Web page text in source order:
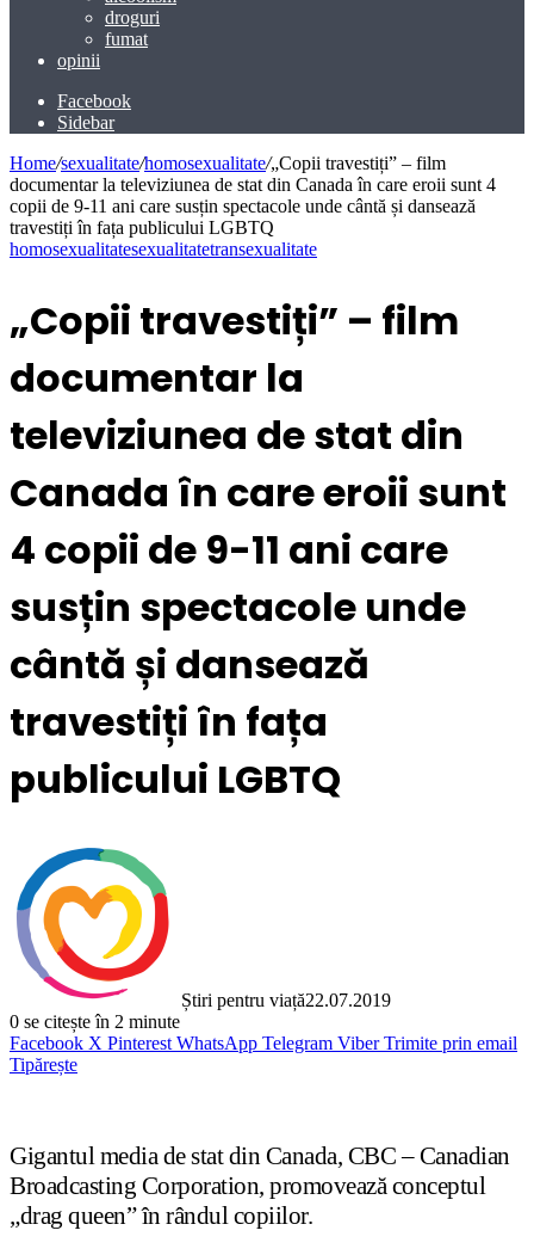
droguri
fumat
opinii
Facebook
Sidebar
Home/sexualitate/homosexualitate/„Copii travestiți” – film
documentar la televiziunea de stat din Canada în care eroii sunt 4
copii de 9-11 ani care susțin spectacole unde cântă și dansează
travestiți în fața publicului LGBTQ
homosexualitatesexualitatetransexualitate
„Copii travestiți” – film
documentar la
televiziunea de stat din
Canada în care eroii sunt
4 copii de 9-11 ani care
susțin spectacole unde
cântă și dansează
travestiți în fața
publicului LGBTQ
Știri pentru viață22.07.2019
0 se citește în 2 minute
Facebook X Pinterest WhatsApp Telegram Viber Trimite prin email
Tipărește
Gigantul media de stat din Canada, CBC – Canadian
Broadcasting Corporation, promovează conceptul
„drag queen” în rândul copiilor.